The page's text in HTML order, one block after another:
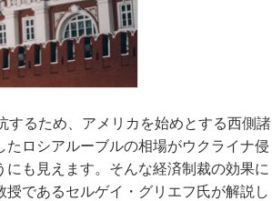
るため、アメリカを始めとする西側諸
ロシアルーブルの相場がウクライナ侵
も見えます。そんな経済制裁の効果に
授であるセルゲイ・グリエフ氏が解説し